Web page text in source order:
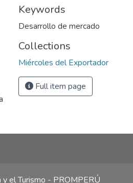
Keywords
Desarrollo de mercado
Collections
Miércoles del Exportador
Full item page
y el Turismo - PROMPERÚ